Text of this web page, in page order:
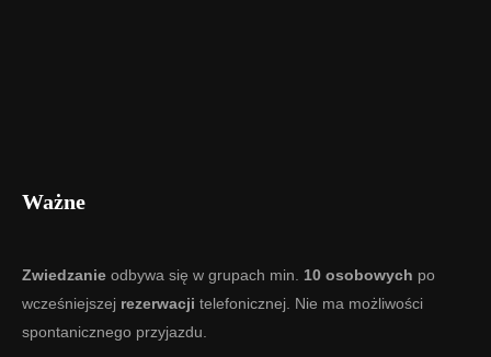
Ważne
Zwiedzanie odbywa się w grupach min. 10 osobowych po
wcześniejszej rezerwacji telefonicznej. Nie ma możliwości
spontanicznego przyjazdu.